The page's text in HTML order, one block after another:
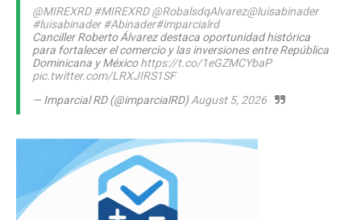
@MIREXRD #MIREXRD @RobalsdqAlvarez@luisabinader
#luisabinader #Abinader#imparcialrd
Canciller Roberto Álvarez destaca oportunidad histórica
para fortalecer el comercio y las inversiones entre República
Dominicana y Méxicohttps://t.co/1eGZMCYbaP
pic.twitter.com/LRXJIRS1SF
— Imparcial RD (@imparcialRD)August 5, 2026